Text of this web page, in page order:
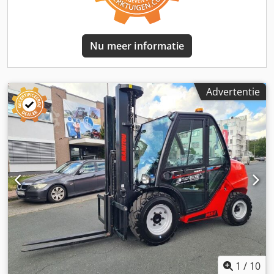
Bandenmaat voor: AS 340 -80 R18 XMCL Voorbanden
Conditie: 80 - 100% Achterbanden Type: Lucht
Achterbanden Maat: AS 18-22.5 163A8 MPT- Achterbanden
Conditie: 80 - 100% Zijschakeling, 3e ventiel, 4e ventiel,
volledige cabine, volledige vrije heffing, CE-certificaat,
Nu meer informatie
Advertentie
1 / 10